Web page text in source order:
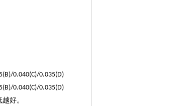
0.040(C)/0.035(D)
0.040(C)/0.035(D)
好。